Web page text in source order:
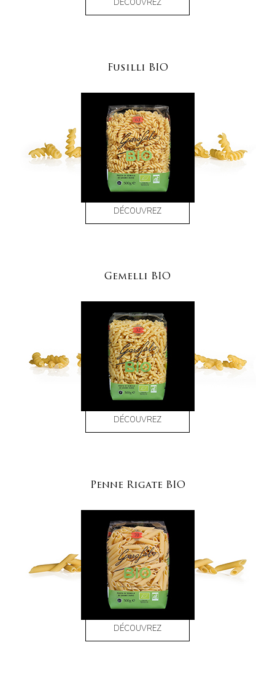
DÉCOUVREZ
Fusilli BIO
DÉCOUVREZ
Gemelli BIO
DÉCOUVREZ
Penne Rigate BIO
DÉCOUVREZ